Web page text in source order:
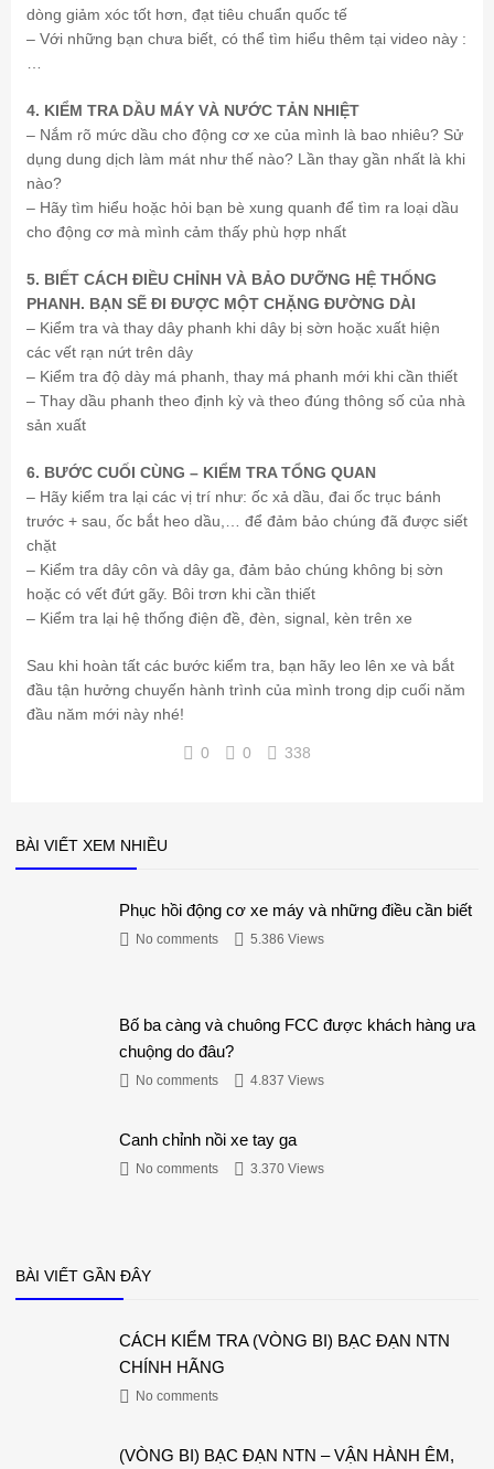
dòng giảm xóc tốt hơn, đạt tiêu chuẩn quốc tế
– Với những bạn chưa biết, có thể tìm hiểu thêm tại video này :
4. KIỂM TRA DẦU MÁY VÀ NƯỚC TẢN NHIỆT
– Nắm rõ mức dầu cho động cơ xe của mình là bao nhiêu? Sử
dụng dung dịch làm mát như thế nào? Lần thay gần nhất là khi
nào?
– Hãy tìm hiểu hoặc hỏi bạn bè xung quanh để tìm ra loại dầu
cho động cơ mà mình cảm thấy phù hợp nhất
5. BIẾT CÁCH ĐIỀU CHỈNH VÀ BẢO DƯỠNG HỆ THỐNG
PHANH. BẠN SẼ ĐI ĐƯỢC MỘT CHẶNG ĐƯỜNG DÀI
– Kiểm tra và thay dây phanh khi dây bị sờn hoặc xuất hiện
các vết rạn nứt trên dây
– Kiểm tra độ dày má phanh, thay má phanh mới khi cần thiết
– Thay dầu phanh theo định kỳ và theo đúng thông số của nhà
sản xuất
6. BƯỚC CUỐI CÙNG – KIỂM TRA TỔNG QUAN
– Hãy kiểm tra lại các vị trí như: ốc xả dầu, đai ốc trục bánh
trước + sau, ốc bắt heo dầu,… để đảm bảo chúng đã được siết
chặt
– Kiểm tra dây côn và dây ga, đảm bảo chúng không bị sờn
hoặc có vết đứt gãy. Bôi trơn khi cần thiết
– Kiểm tra lại hệ thống điện đề, đèn, signal, kèn trên xe
Sau khi hoàn tất các bước kiểm tra, bạn hãy leo lên xe và bắt
đầu tận hưởng chuyến hành trình của mình trong dịp cuối năm
đầu năm mới này nhé!
0 0 338
BÀI VIẾT XEM NHIỀU
Phục hồi động cơ xe máy và những điều cần biết
No comments 5.386 Views
Bố ba càng và chuông FCC được khách hàng ưa
chuộng do đâu?
No comments 4.837 Views
Canh chỉnh nồi xe tay ga
No comments 3.370 Views
BÀI VIẾT GẦN ĐÂY
CÁCH KIỂM TRA (VÒNG BI) BẠC ĐẠN NTN
CHÍNH HÃNG
No comments
(VÒNG BI) BẠC ĐẠN NTN – VẬN HÀNH ÊM,